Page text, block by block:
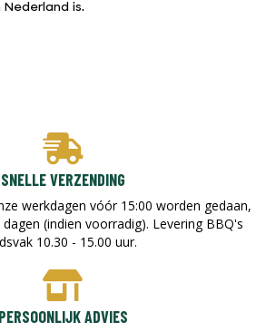
is.
SNELLE VERZENDING
werkdagen vóór 15:00 worden gedaan,
(indien voorradig). Levering BBQ's
10.30 - 15.00 uur.
PERSOONLIJK ADVIES